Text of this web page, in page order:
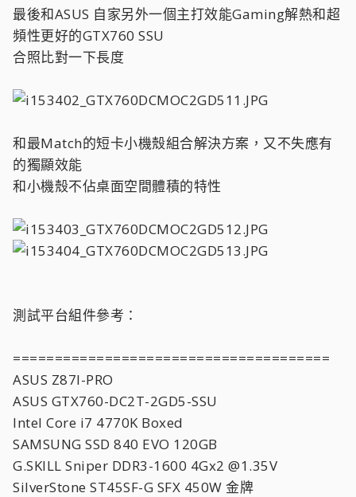
最後和ASUS 自家另外一個主打效能Gaming解熱和超
頻性更好的GTX760 SSU
合照比對一下長度
和最Match的短卡小機殼組合解決方案，又不失應有
的獨顯效能
和小機殼不佔桌面空間體積的特性
測試平台組件參考：
======================================
ASUS Z87I-PRO
ASUS GTX760-DC2T-2GD5-SSU
Intel Core i7 4770K Boxed
SAMSUNG SSD 840 EVO 120GB
G.SKILL Sniper DDR3-1600 4Gx2 @1.35V
SilverStone ST45SF-G SFX 450W 金牌